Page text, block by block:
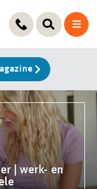
| werk- en